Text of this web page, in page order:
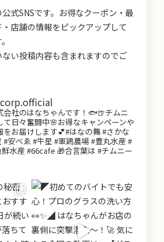
式SNSです。お得なクーポン・最
店舗の情報をピックアップして
い投稿内容も含まれますのでご
会社のはなちゃんです！🐟🍺チムニ
て日々奮闘中🌸お得なキャンペーンや
をお届けします💕#はなの舞 #さかな
#安べゑ #牛星 #軍鶏農場 #豊丸水産 #
水産 #66cafe 🎁合言葉は #チムニー